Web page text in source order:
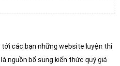
tới các bạn những website luyện thi
nguồn bổ sung kiến thức quý giá